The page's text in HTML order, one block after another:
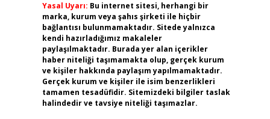
Yasal Uyarı: Bu internet sitesi, herhangi bir
marka, kurum veya şahıs şirketi ile hiçbir
bağlantısı bulunmamaktadır. Sitede yalnızca
kendi hazırladığımız makaleler
paylaşılmaktadır. Burada yer alan içerikler
haber niteliği taşımamakta olup, gerçek kurum
ve kişiler hakkında paylaşım yapılmamaktadır.
Gerçek kurum ve kişiler ile isim benzerlikleri
tamamen tesadüfidir. Sitemizdeki bilgiler taslak
halindedir ve tavsiye niteliği taşımazlar.